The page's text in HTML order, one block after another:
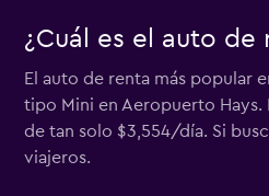
¿Cuál es el auto
El auto de renta más popular
tipo Mini en Aeropuerto Hays.
de tan solo $3,554/día. Si
viajeros.